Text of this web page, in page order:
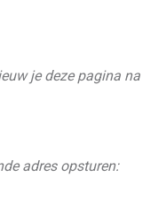
je deze pagina na
adres opsturen: